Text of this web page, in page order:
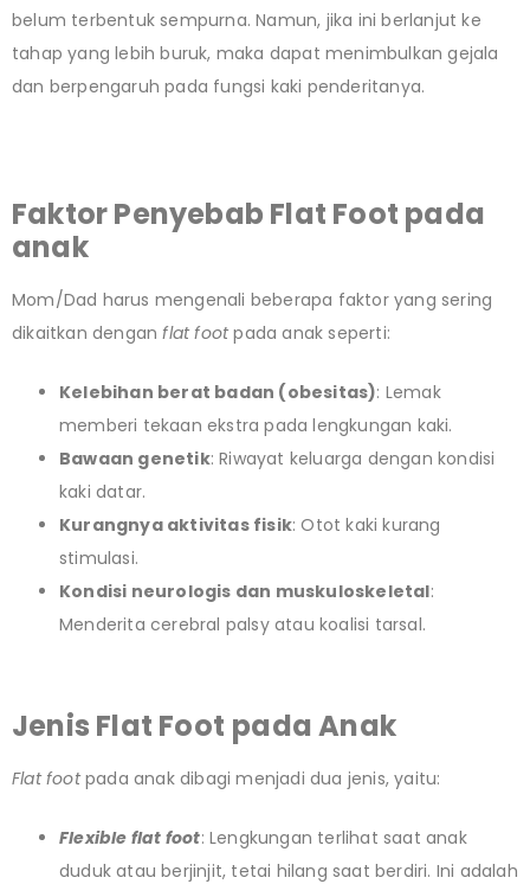
belum terbentuk sempurna. Namun, jika ini berlanjut ke
tahap yang lebih buruk, maka dapat menimbulkan gejala
dan berpengaruh pada fungsi kaki penderitanya.
Faktor Penyebab Flat Foot pada
anak
Mom/Dad harus mengenali beberapa faktor yang sering
dikaitkan denganflat footpada anak seperti:
Kelebihan berat badan (obesitas): Lemak
memberi tekaan ekstra pada lengkungan kaki.
Bawaan genetik: Riwayat keluarga dengan kondisi
kaki datar.
Kurangnya aktivitas fisik: Otot kaki kurang
stimulasi.
Kondisi neurologis dan muskuloskeletal:
Menderita cerebral palsy atau koalisi tarsal.
Jenis Flat Foot pada Anak
Flat footpada anak dibagi menjadi dua jenis, yaitu:
Flexible flat foot: Lengkungan terlihat saat anak
duduk atau berjinjit, tetai hilang saat berdiri. Ini adalah